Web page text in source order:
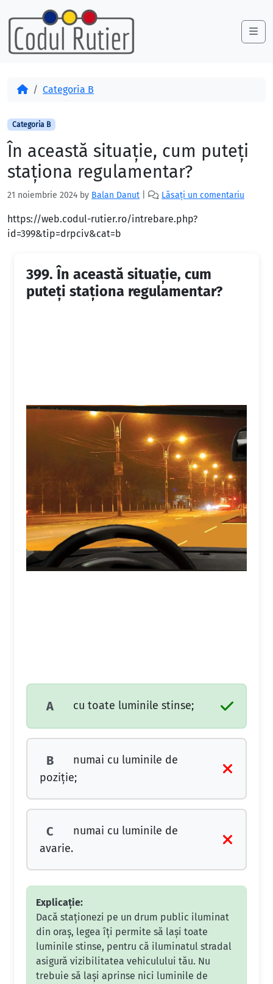
Skip to content
Skip to footer
AcasăCategoria B
Categoria B
În această situaţie, cum puteţi
staţiona regulamentar?
21 noiembrie 2024 by Balan Danut Lăsați un comentariu
https://web.codul-rutier.ro/intrebare.php?
id=399&tip=drpciv&cat=b
399. În această situaţie, cum
puteţi staţiona regulamentar?
A cu toate luminile stinse;
B
numai cu luminile de
poziţie;
C
numai cu luminile de
avarie.
Explicație:
Dacă staționezi pe un drum public iluminat
din oraș, legea îți permite să lași toate
luminile stinse, pentru că iluminatul stradal
asigură vizibilitatea vehiculului tău. Nu
trebuie să lași aprinse nici luminile de